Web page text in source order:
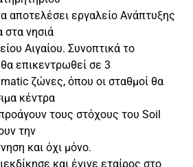
αποτελέσει εργαλείο Ανάπτυξης
νησιά
Αιγαίου. Συνοπτικά το
επικεντρωθεί σε 3
ζώνες, όπου οι σταθμοί θα
κέντρα
τους στόχους του Soil
την
και όχι μόνο.
και έγινε εταίρος στο